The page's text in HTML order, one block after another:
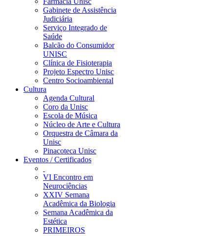
Gabinete de Assistência
Judiciária
Serviço Integrado de
Saúde
Balcão do Consumidor
UNISC
Clínica de Fisioterapia
Projeto Espectro Unisc
Centro Socioambiental
Cultura
Agenda Cultural
Coro da Unisc
Escola de Música
Núcleo de Arte e Cultura
Orquestra de Câmara da
Unisc
Pinacoteca Unisc
Eventos / Certificados
VI Encontro em
Neurociências
XXIV Semana
Acadêmica da Biologia
Semana Acadêmica da
Estética
PRIMEIROS